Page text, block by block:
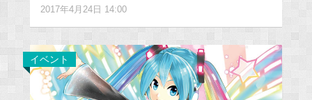
2017年4月24日 14:00
イベント